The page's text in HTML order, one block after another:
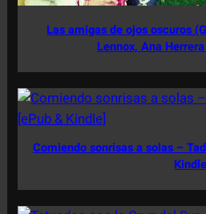
Las amigas de ojos oscuros
Lennox, Ana
Comiendo sonrisas a solas –